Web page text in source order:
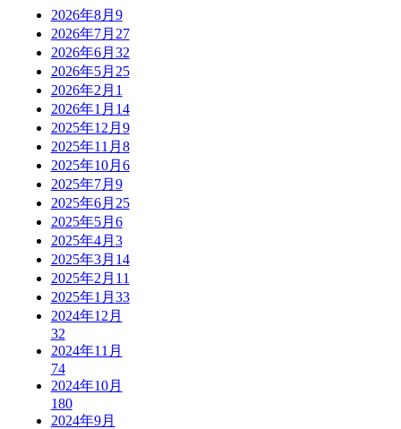
2026年8月 9
2026年7月 27
2026年6月 32
2026年5月 25
2026年2月 1
2026年1月 14
2025年12月 9
2025年11月 8
2025年10月 6
2025年7月 9
2025年6月 25
2025年5月 6
2025年4月 3
2025年3月 14
2025年2月 11
2025年1月 33
2024年12月
32
2024年11月
74
2024年10月
180
2024年9月